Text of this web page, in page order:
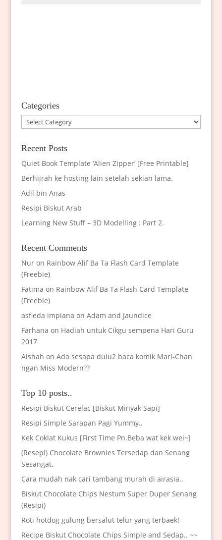
Categories
Categories
Recent Posts
Quiet Book Template ‘Alien Zipper’ [Free Printable]
Berhijrah ke hosting lain setelah sekian lama.
Adil bin Anas
Resipi Biskut Arab
Learning New Stuff – 3D Modelling : Part 2.
Recent Comments
Nuron Rainbow Alif Ba Ta Flash Card Template
(Freebie)
Fatima on Rainbow Alif Ba Ta Flash Card Template
(Freebie)
asfieda impiana on Adam and Jaundice
Farhana on Hadiah untuk Cikgu sempena Hari Guru
2017
Aishah on Ada sesapa dulu2 baca komik Mari-Chan
ngan Miss Modern??
Top 10 posts..
Resipi Biskut Cerelac [Biskut Minyak Sapi]
Resipi Simple Sarapan Pagi Yummy..
Kek Coklat Kukus [First Time Pn.Beba wat kek wei~]
(Resepi) Chocolate Brownies Tersedap dan Senang
Sesangat.
Cara mudah nak cari tambang murah di airasia..
Biskut Chocolate Chips Nestum Super Duper Senang
(Resipi)
Roti hotdog gulung bersalut telur yang terbaek!
Recipe Biskut Chocolate Chips Simple and Sedap.. ~~